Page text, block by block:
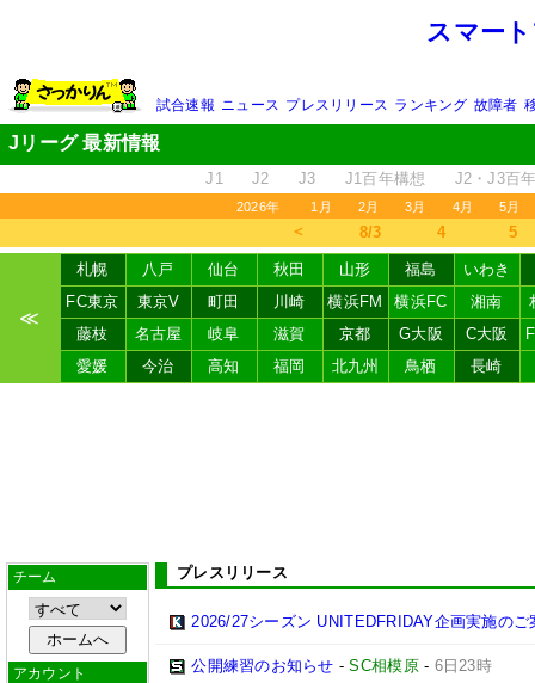
スマー
試合速報 ニュース プレスリリース ランキング 故障者
Jリーグ 最新情報
J1 J2 J3 J1百年構想 J2・J3百
2026年 1月 2月 3月 4月 5月
＜ 8/3 4 5
≪
札幌 八戸 仙台 秋田 山形 福島
いわき
FC東京
東京V 町田 川崎 横浜FM 横浜FC 湘南
藤枝
名古屋 岐阜 滋賀 京都 G大阪 C大阪
愛媛
今治 高知 福岡 北九州 鳥栖 長崎
チーム
アカウント
プレスリリース
2026/27シーズン UNITEDFRIDAY企画実施のご
公開練習のお知らせ -SC相模原- 6日23時